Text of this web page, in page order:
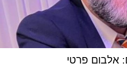
אלבום פרטי